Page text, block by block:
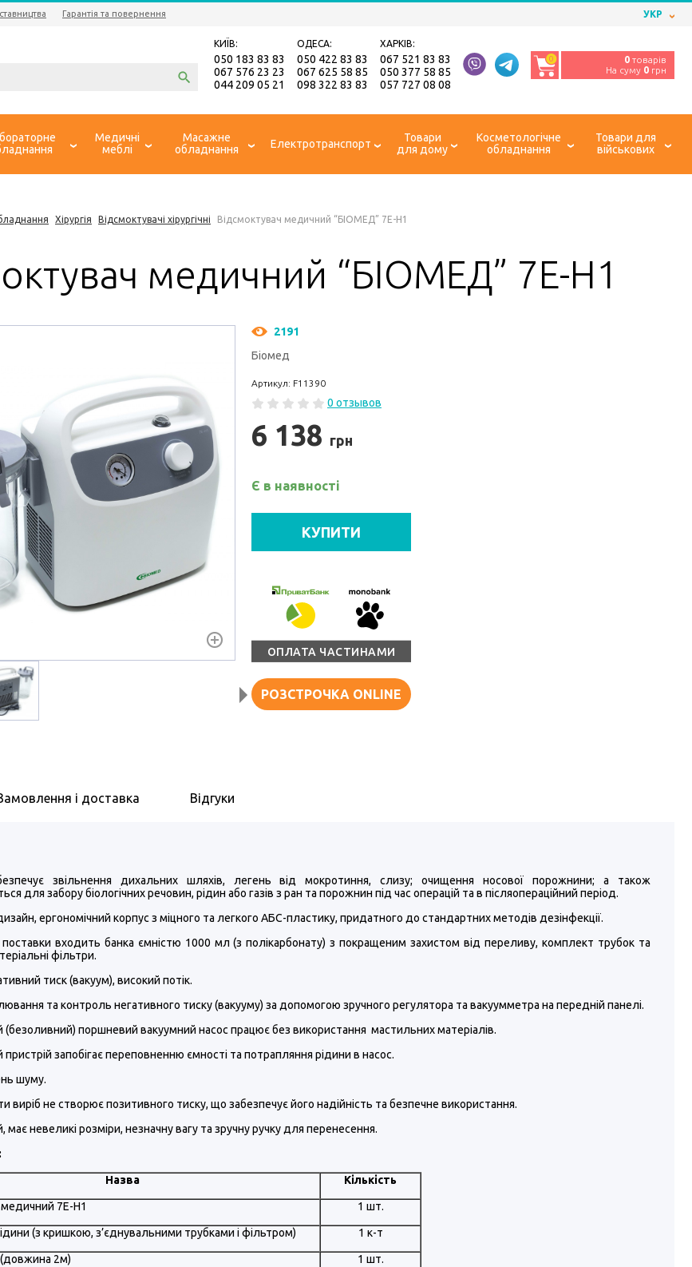
Гарантія та повернення УКР
КИЇВ:
050 183 83 83
067 576 23 23
044 209 05 21
ОДЕСА:
050 422 83 83
067 625 58 85
098 322 83 83
ХАРКІВ:
067 521 83 83
050 377 58 85
057 727 08 08
0 0 товарів
На суму 0 грн
Медичні
меблі
Масажне
обладнання
Електротранспорт
Товари
для дому
Косметологічне
обладнання
Товари для
військових
Хірургія Відсмоктувачі хірургічні Відсмоктувач медичний “БІОМЕД” 7E-H1
медичний “БІОМЕД” 7E-H1
2191
Біомед
Артикул: F11390
0 отзывов
6 138 грн
Є в наявності
КУПИТИ
ОПЛАТА ЧАСТИНАМИ
РОЗСТРОЧКА ONLINE
і доставка Відгуки
звільнення дихальних шляхів, легень від мокротиння, слизу; очищення носової порожнини; а також
для забору біологічних речовин, рідин або газів з ран та порожнин під час операцій та в післяопераційний період.
ергономічний корпус з міцного та легкого АБС-пластику, придатного до стандартних методів дезінфекції.
входить банка ємністю 1000 мл (з полікарбонату) з покращеним захистом від переливу, комплект трубок та
фільтри.
тиск (вакуум), високий потік.
та контроль негативного тиску (вакууму) за допомогою зручного регулятора та вакуумметра на передній панелі.
поршневий вакуумний насос працює без використання мастильних матеріалів.
запобігає переповненню ємності та потрапляння рідини в насос.
шуму.
виріб не створює позитивного тиску, що забезпечує його надійність та безпечне використання.
невеликі розміри, незначну вагу та зручну ручку для перенесення.
Назва Кількість
7E-H1 1 шт.
(з кришкою, з’єднувальними трубками і фільтром) 1 к-т
(довжина 2м) 1 шт.